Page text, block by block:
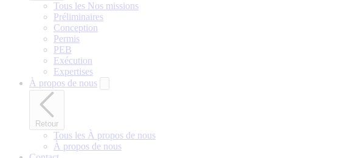
Tous les Nos missions
Préliminaires
Conception
Permis
PEB
Exécution
Expertises
À propos de nous
Retour
Tous les À propos de nous
À propos de nous